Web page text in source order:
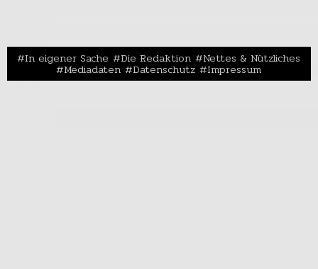
In eigener Sache Die Redaktion Nettes & Nützliches
Mediadaten Datenschutz Impressum